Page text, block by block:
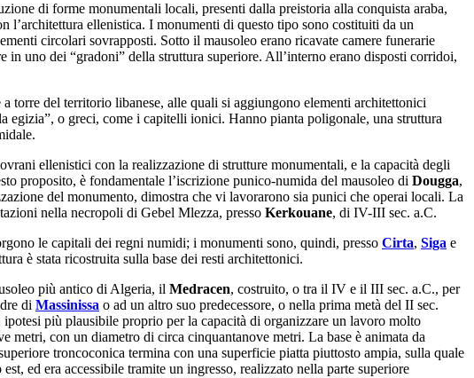
di forme monumentali locali, presenti dalla preistoria alla conquista araba,
l’architettura ellenistica. I monumenti di questo tipo sono costituiti da un
circolari sovrapposti. Sotto il mausoleo erano ricavate camere funerarie
in uno dei “gradoni” della struttura superiore. All’interno erano disposti corridoi,
torre del territorio libanese, alle quali si aggiungono elementi architettonici
egizia”, o greci, come i capitelli ionici. Hanno pianta poligonale, una struttura
ellenistici con la realizzazione di strutture monumentali, e la capacità degli
proposito, è fondamentale l’iscrizione punico-numida del mausoleo di Dougga,
del monumento, dimostra che vi lavorarono sia punici che operai locali. La
nella necropoli di Gebel Mlezza, presso Kerkouane, di IV-III sec. a.C.
le capitali dei regni numidi; i monumenti sono, quindi, presso Cirta, Siga e
è stata ricostruita sulla base dei resti architettonici.
più antico di Algeria, il Medracen, costruito, o tra il IV e il III sec. a.C., per
di Massinissa o ad un altro suo predecessore, o nella prima metà del II sec.
ipotesi più plausibile proprio per la capacità di organizzare un lavoro molto
con un diametro di circa cinquantanove metri. La base è animata da
troncoconica termina con una superficie piatta piuttosto ampia, sulla quale
ed era accessibile tramite un ingresso, realizzato nella parte superiore